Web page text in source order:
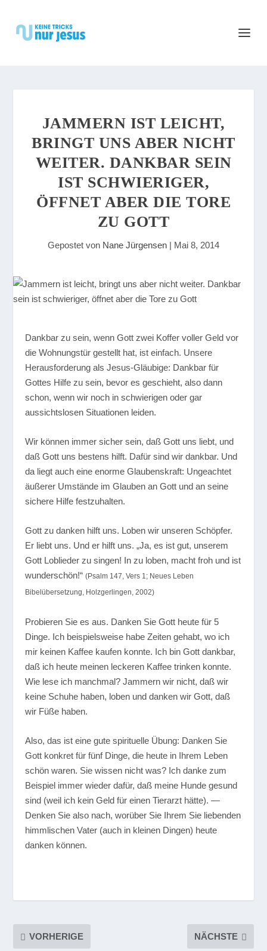
JAMMERN IST LEICHT,
BRINGT UNS ABER NICHT
WEITER. DANKBAR SEIN
IST SCHWIERIGER,
ÖFFNET ABER DIE TORE
ZU GOTT
Gepostet von Nane Jürgensen | Mai 8, 2014
Dankbar zu sein, wenn Gott zwei Koffer voller Geld vor
die Wohnungstür gestellt hat, ist einfach. Unsere
Herausforderung als Jesus-Gläubige: Dankbar für
Gottes Hilfe zu sein, bevor es geschieht, also dann
schon, wenn wir noch in schwierigen oder gar
aussichtslosen Situationen leiden.
Wir können immer sicher sein, daß Gott uns liebt, und
daß Gott uns bestens hilft. Dafür sind wir dankbar. Und
da liegt auch eine enorme Glaubenskraft: Ungeachtet
äußerer Umstände im Glauben an Gott und an seine
sichere Hilfe festzuhalten.
Gott zu danken hilft uns. Loben wir unseren Schöpfer.
Er liebt uns. Und er hilft uns.„Ja, es ist gut, unserem
Gott Loblieder zu singen! In zu loben, macht froh und ist
wunderschön!“ (Psalm 147, Vers 1; Neues Leben
Bibelübersetzung, Holzgerlingen, 2002)
Probieren Sie es aus. Danken Sie Gott heute für 5
Dinge. Ich beispielsweise habe Zeiten gehabt, wo ich
mir keinen Kaffee kaufen konnte. Ich bin Gott dankbar,
daß ich heute meinen leckeren Kaffee trinken konnte.
Wie lese ich manchmal? Jammern wir nicht, daß wir
keine Schuhe haben, loben und danken wir Gott, daß
wir Füße haben.
Also, das ist eine gute spirituelle Übung: Danken Sie
Gott konkret für fünf Dinge, die heute in Ihrem Leben
schön waren. Sie wissen nicht was? Ich danke zum
Beispiel immer wieder dafür, daß meine Hunde gesund
sind (weil ich kein Geld für einen Tierarzt hätte). —
Denken Sie also nach, worüber Sie Ihrem Sie liebenden
himmlischen Vater (auch in kleinen Dingen) heute
danken können.
VORHERIGE NÄCHSTE